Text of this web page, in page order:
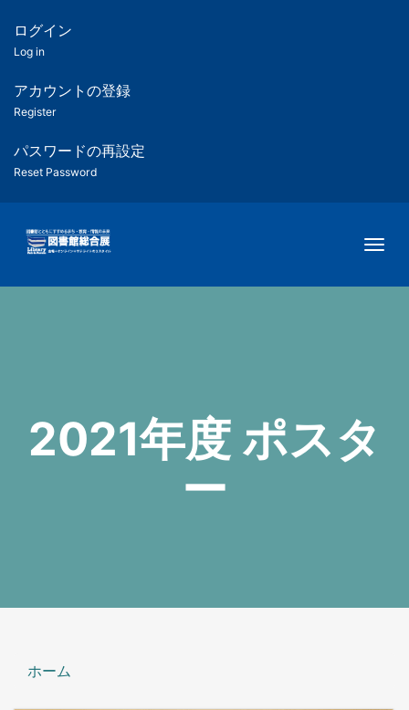
ツ
匿
名
ユ
ー
ー
用
メ
ログイン
Log in
アカウントの登録
Register
パスワードの再設定
Reset Password
2021年度 ポスタ
ー
ホーム